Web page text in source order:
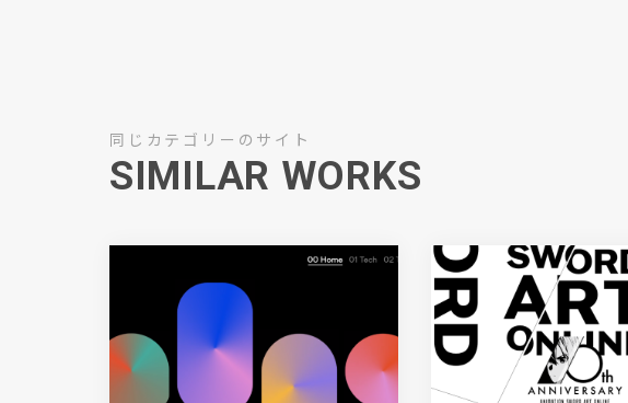
同じカテゴリーのサイト
SIMILAR WORKS